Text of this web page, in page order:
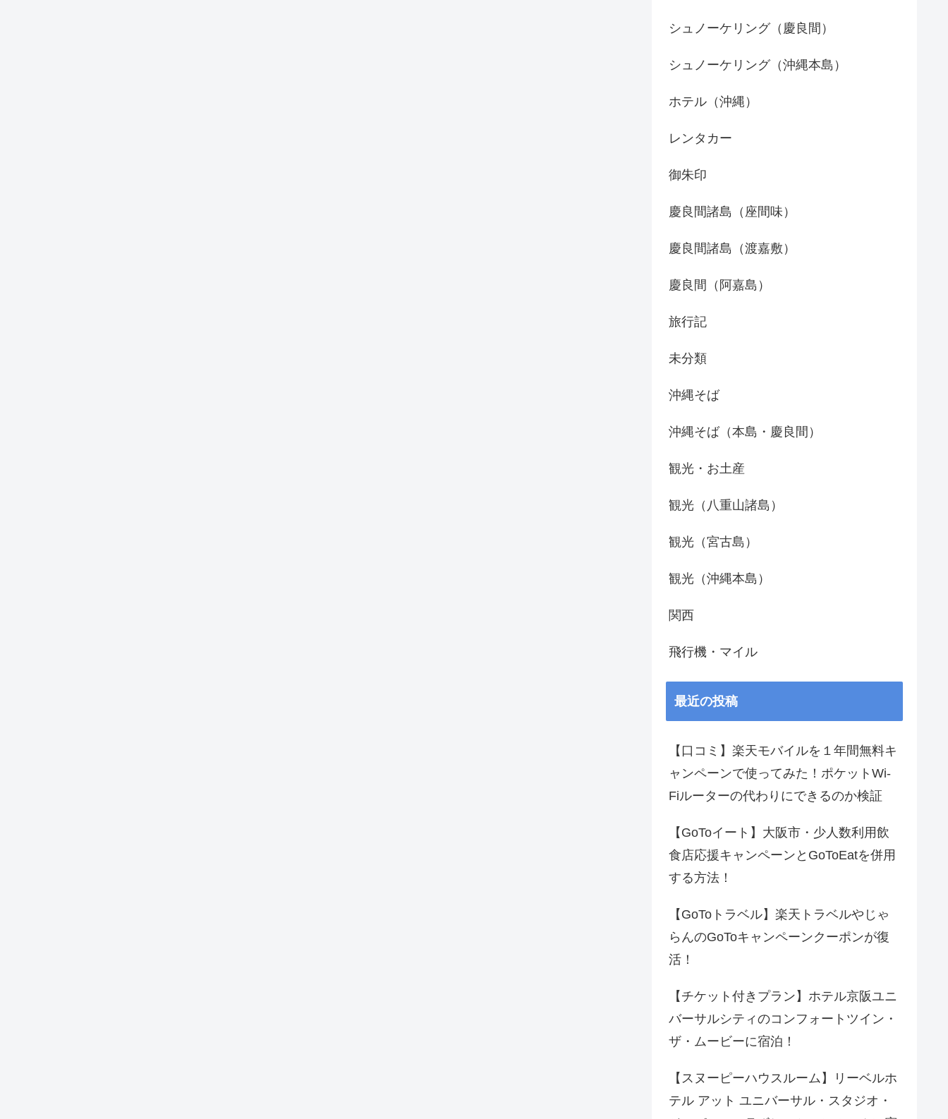
シュノーケリング（慶良間）
シュノーケリング（沖縄本島）
ホテル（沖縄）
レンタカー
御朱印
慶良間諸島（座間味）
慶良間諸島（渡嘉敷）
慶良間（阿嘉島）
旅行記
未分類
沖縄そば
沖縄そば（本島・慶良間）
観光・お土産
観光（八重山諸島）
観光（宮古島）
観光（沖縄本島）
関西
飛行機・マイル
最近の投稿
【口コミ】楽天モバイルを１年間無料キ
ャンペーンで使ってみた！ポケットWi-
Fiルーターの代わりにできるのか検証
【GoToイート】大阪市・少人数利用飲
食店応援キャンペーンとGoToEatを併用
する方法！
【GoToトラベル】楽天トラベルやじゃ
らんのGoToキャンペーンクーポンが復
活！
【チケット付きプラン】ホテル京阪ユニ
バーサルシティのコンフォートツイン・
ザ・ムービーに宿泊！
【スヌーピーハウスルーム】リーベルホ
テル アット ユニバーサル・スタジオ・